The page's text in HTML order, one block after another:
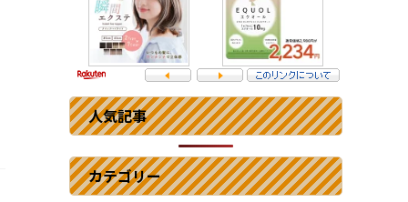
人気記事
カテゴリー